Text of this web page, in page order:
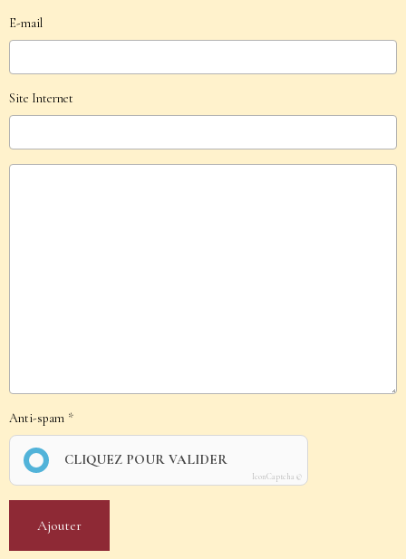
E-mail
Site Internet
Anti-spam
CLIQUEZ POUR VALIDER
IconCaptcha ©
Ajouter